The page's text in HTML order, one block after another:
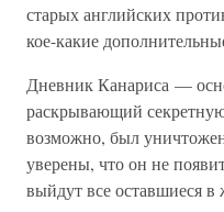
старых английских
кое-какие
Дневник Канариса —
раскрывающий
возможно, был
уверены, что он не
выйдут все оставшиеся